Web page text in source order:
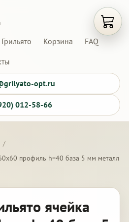
Корзина FAQ
opt.ru
012-58-66
/
профиль h=40 база 5 мм металл
ячейка